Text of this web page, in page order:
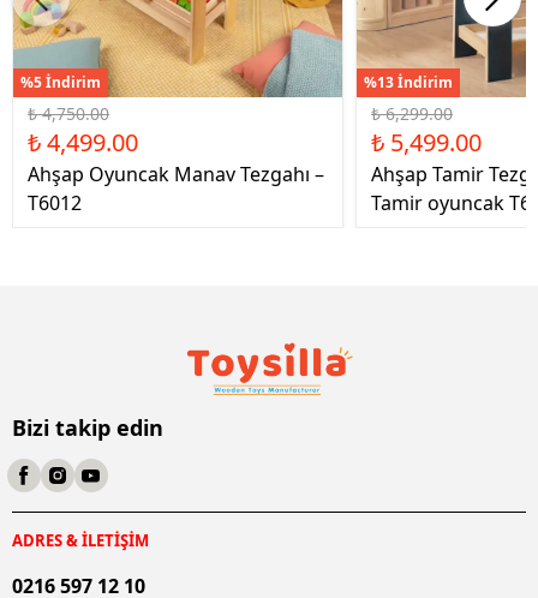
%5 İndirim
₺ 4,750.00
₺ 4,499.00
Ahşap Oyuncak Manav Tezgahı –
T6012
%13 İndirim
₺ 6,299.00
₺ 5,499.00
Ahşap Tamir
Tamir oyuncak
Bizi takip edin
ADRES & İLETİŞİM
0216 597 12 10